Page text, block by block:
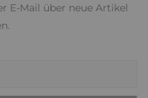
E-Mail über neue Artikel